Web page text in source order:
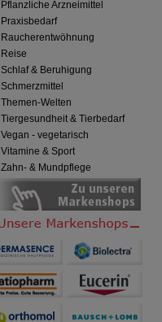
Pflanzliche Arzneimittel
Praxisbedarf
Raucherentwöhnung
Reise
Schlaf & Beruhigung
Schmerzmittel
Themen-Welten
Tiergesundheit & Tierbedarf
Vegan - vegetarisch
Vitamine & Sport
Zahn- & Mundpflege